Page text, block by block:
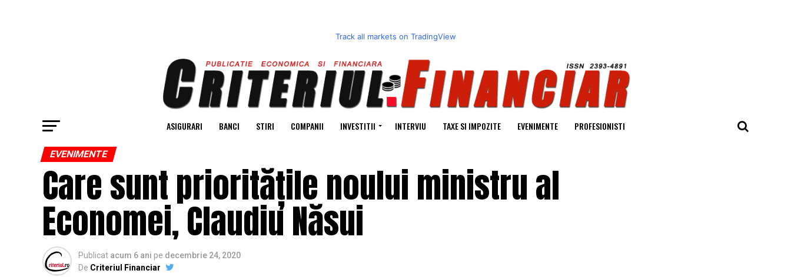
Track all markets on TradingView
ASIGURARI BANCI STIRI COMPANII INVESTITII INTERVIU TAXE SI IMPOZITE EVENIMENTE PROFESIONISTI
EVENIMENTE
Care sunt prioritățile noului ministru al
Economei, Claudiu Năsui
Publicat acum 6 ani pe decembrie 24, 2020
De Criteriul Financiar